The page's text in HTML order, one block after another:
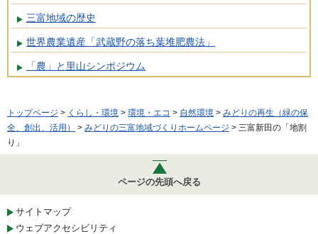
三富地域の歴史
世界農業遺産「武蔵野の落ち葉堆肥農法」
「農」と里山シンポジウム
トップページ > くらし・環境 > 環境・エコ > 自然環境 > みどりの再生（緑の保
全、創出、活用）
> みどりの三富地域づくりホームページ > 三富新田の「地割
り」
ページの先頭へ戻る
サイトマップ
ウェブアクセシビリティ